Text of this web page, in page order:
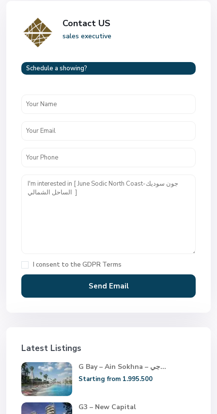
Contact US
sales executive
Schedule a showing?
I consent to theGDPR Terms
Latest Listings
G Bay – Ain Sokhna – جي...
Starting from 1.995.500
G3 – New Capital